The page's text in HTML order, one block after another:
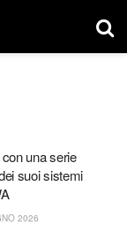
una serie
suoi sistemi
2026